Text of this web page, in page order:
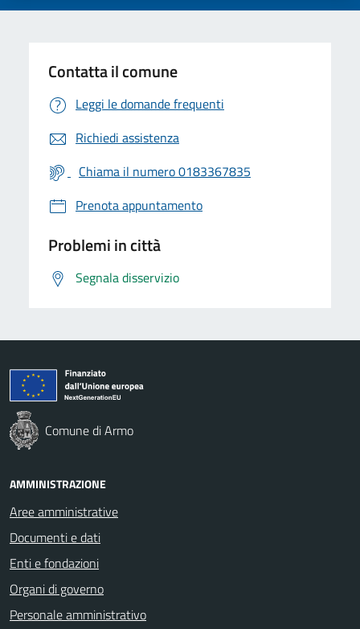
Contatta il comune
Leggi le domande frequenti
Richiedi assistenza
Chiama il numero 0183367835
Prenota appuntamento
Problemi in città
Segnala disservizio
Comune di Armo
AMMINISTRAZIONE
Aree amministrative
Documenti e dati
Enti e fondazioni
Organi di governo
Personale amministrativo